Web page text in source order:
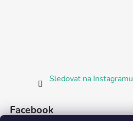
Sledovat na Instagramu
Facebook